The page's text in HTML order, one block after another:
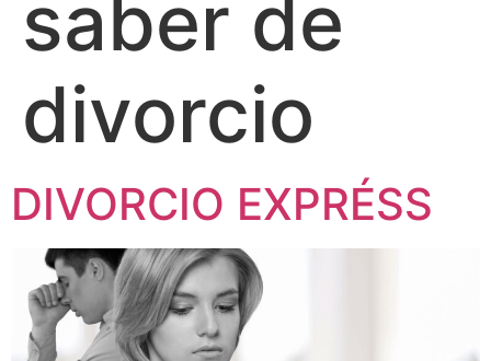
saber de
divorcio
DIVORCIO EXPRÉSS